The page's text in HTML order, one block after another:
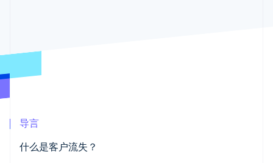
初创企业注册
导言
什么是客户流失？